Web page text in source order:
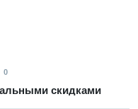
0
скидками